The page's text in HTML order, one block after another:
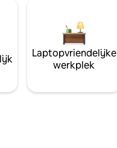
Laptopvriendelijke
werkplek